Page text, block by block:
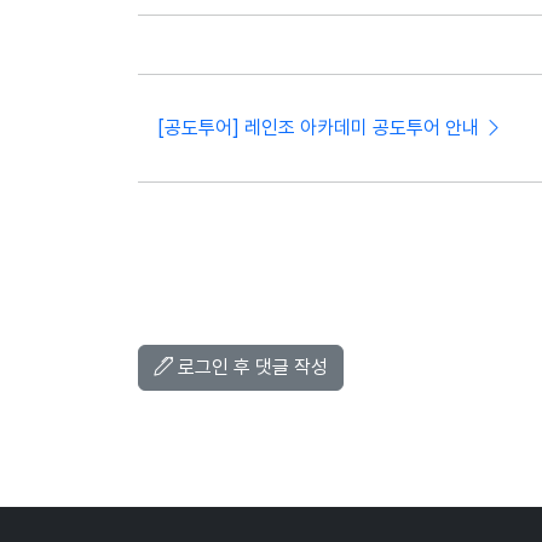
[공도투어] 레인조 아카데미 공도투어 안내
로그인 후 댓글 작성